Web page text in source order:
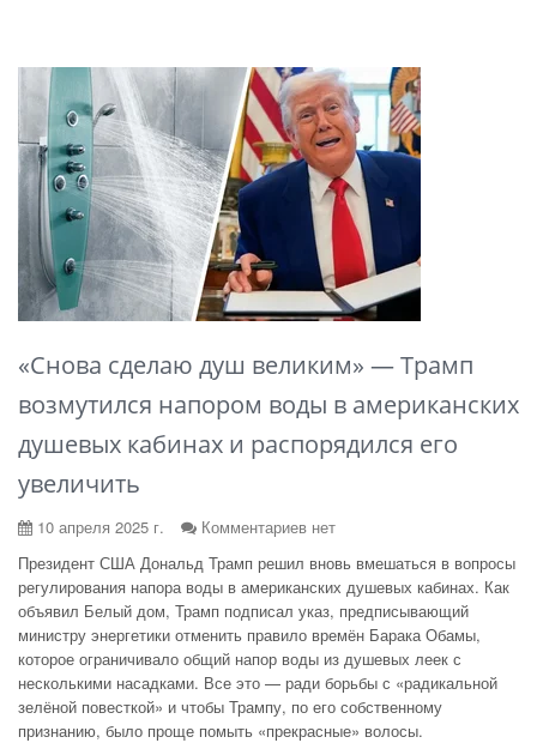
«Снова сделаю душ великим» — Трамп
возмутился напором воды в американских
душевых кабинах и распорядился его
увеличить
10 апреля 2025 г.
Комментариев нет
Президент США Дональд Трамп решил вновь вмешаться в вопросы
регулирования напора воды в американских душевых кабинах. Как
объявил Белый дом, Трамп подписал указ, предписывающий
министру энергетики отменить правило времён Барака Обамы,
которое ограничивало общий напор воды из душевых леек с
несколькими насадками. Все это — ради борьбы с «радикальной
зелёной повесткой» и чтобы Трампу, по его собственному
признанию, было проще помыть «прекрасные» волосы.